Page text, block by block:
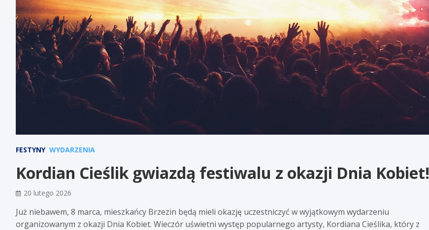
FESTYNY WYDARZENIA
Kordian Cieślik gwiazdą festiwalu z okazji Dnia Kobiet!
20 lutego 2026
Już niebawem, 8 marca, mieszkańcy Brzezin będą mieli okazję uczestniczyć w wyjątkowym wydarzeniu
organizowanym z okazji Dnia Kobiet. Wieczór uświetni występ popularnego artysty, Kordiana Cieślika, który z